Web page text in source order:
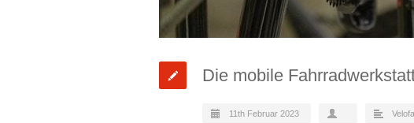
Die mobile
11th Februar 2023